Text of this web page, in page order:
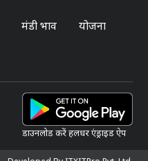
मंडी भाव योजना
डाउनलोड करें हलधर एंड्राइड ऐप